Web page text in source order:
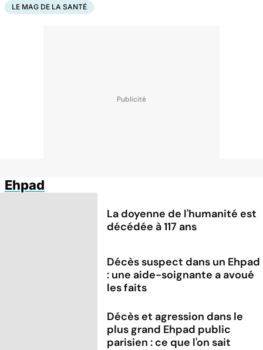
LE MAG DE LA SANTÉ
Ehpad
La doyenne de l'humanité est
décédée à 117 ans
Décès suspect dans un Ehpad
: une aide-soignante a avoué
les faits
Décès et agression dans le
plus grand Ehpad public
parisien : ce que l'on sait